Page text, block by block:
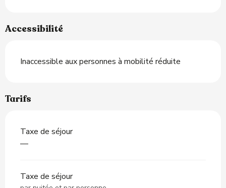
Accessibilité
Inaccessible aux personnes à mobilité réduite
Tarifs
Taxe de séjour
—
Taxe de séjour